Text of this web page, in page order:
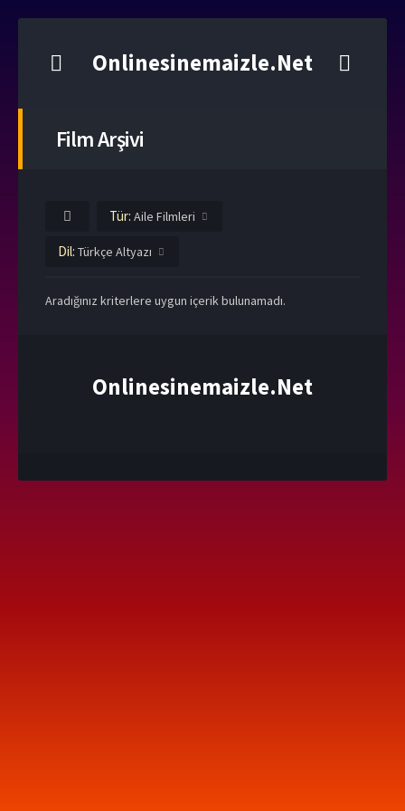
Onlinesinemaizle.Net
Film Arşivi
Tür: Aile Filmleri
Dil: Türkçe Altyazı
Aradığınız kriterlere uygun içerik bulunamadı.
Onlinesinemaizle.Net